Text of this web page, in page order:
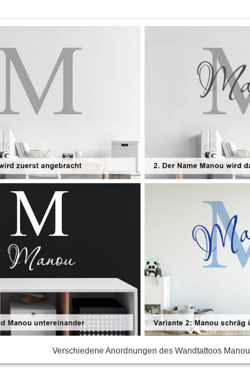
Verschiedene Anordnungen des Wandtattoos Manou